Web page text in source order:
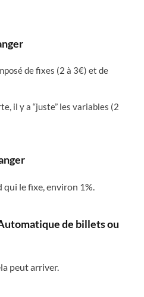
de fixes (2 à 3€) et de
il y a “juste” les variables (2
qui le fixe, environ 1%.
de billets ou
peut arriver.